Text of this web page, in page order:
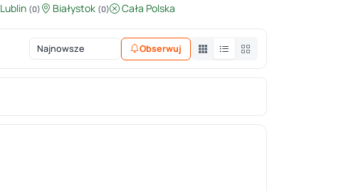
Lublin (0) Białystok (0) Cała Polska
Obserwuj